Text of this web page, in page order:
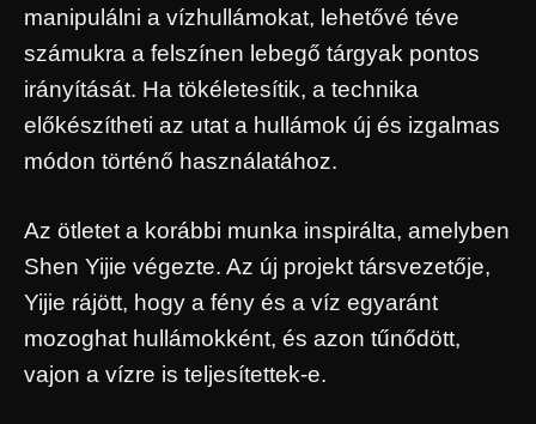
manipulálni a vízhullámokat, lehetővé téve
számukra a felszínen lebegő tárgyak pontos
irányítását. Ha tökéletesítik, a technika
előkészítheti az utat a hullámok új és izgalmas
módon történő használatához.
Az ötletet a korábbi munka inspirálta, amelyben
Shen Yijie végezte. Az új projekt társvezetője,
Yijie rájött, hogy a fény és a víz egyaránt
mozoghat hullámokként, és azon tűnődött,
vajon a vízre is teljesítettek-e.